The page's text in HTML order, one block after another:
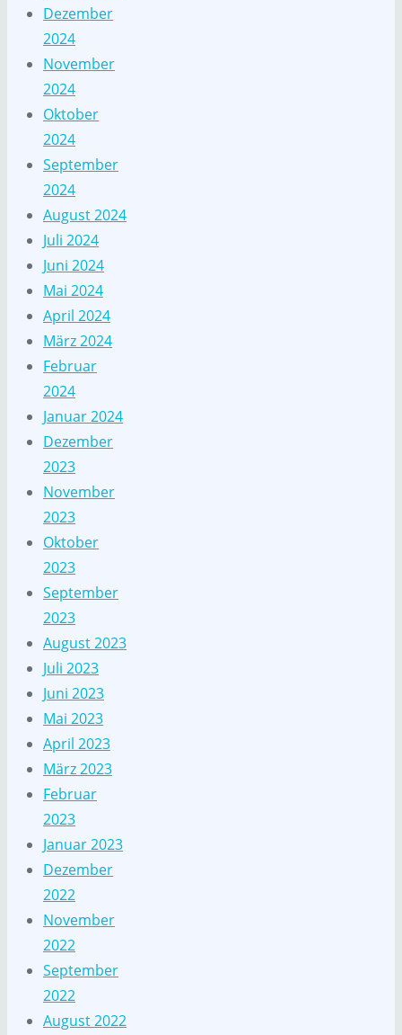
Dezember
2024
November
2024
Oktober
2024
September
2024
August 2024
Juli 2024
Juni 2024
Mai 2024
April 2024
März 2024
Februar
2024
Januar 2024
Dezember
2023
November
2023
Oktober
2023
September
2023
August 2023
Juli 2023
Juni 2023
Mai 2023
April 2023
März 2023
Februar
2023
Januar 2023
Dezember
2022
November
2022
September
2022
August 2022